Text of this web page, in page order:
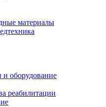
материалы
и оборудование
реабилитации